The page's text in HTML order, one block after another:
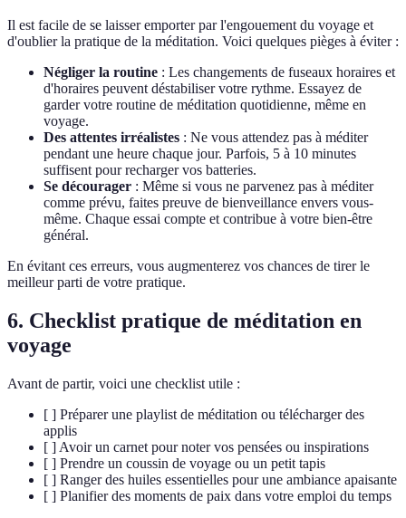
Il est facile de se laisser emporter par l'engouement du voyage et
d'oublier la pratique de la méditation. Voici quelques pièges à éviter :
Négliger la routine : Les changements de fuseaux horaires et
d'horaires peuvent déstabiliser votre rythme. Essayez de
garder votre routine de méditation quotidienne, même en
voyage.
Des attentes irréalistes : Ne vous attendez pas à méditer
pendant une heure chaque jour. Parfois, 5 à 10 minutes
suffisent pour recharger vos batteries.
Se décourager : Même si vous ne parvenez pas à méditer
comme prévu, faites preuve de bienveillance envers vous-
même. Chaque essai compte et contribue à votre bien-être
général.
En évitant ces erreurs, vous augmenterez vos chances de tirer le
meilleur parti de votre pratique.
6. Checklist pratique de méditation en
voyage
Avant de partir, voici une checklist utile :
[ ] Préparer une playlist de méditation ou télécharger des
applis
[ ] Avoir un carnet pour noter vos pensées ou inspirations
[ ] Prendre un coussin de voyage ou un petit tapis
[ ] Ranger des huiles essentielles pour une ambiance apaisante
[ ] Planifier des moments de paix dans votre emploi du temps